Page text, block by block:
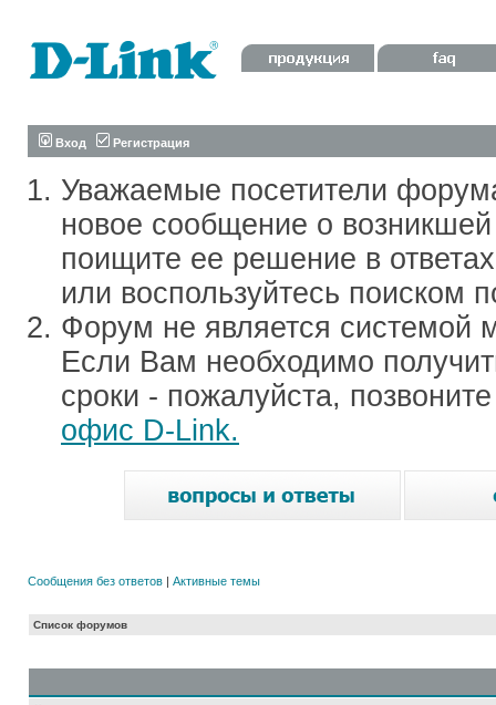
Вход Регистрация
Уважаемые посетители
новое сообщение о
поищите ее решение в
или воспользуйтесь поиском
Форум не является системой
Если Вам необходимо
сроки - пожалуйста,
офис D-Link.
Сообщения без ответов | Активные темы
Список форумов